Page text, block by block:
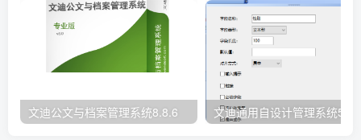
文迪公文与档案管理系统8.8.6 文迪通用自设计管理系统